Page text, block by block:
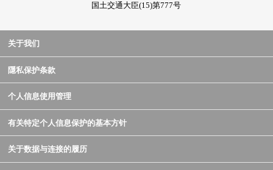
国土交通大臣(15)第777号
关于我们
隱私保护条款
个人信息使用管理
有关特定个人信息保护的基本方针
关于数据与连接的履历